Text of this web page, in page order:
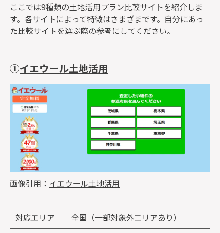
ここでは9種類の土地活用プラン比較サイトを紹介しま
す。各サイトによって特徴はさまざまです。自分にあっ
た比較サイトを選ぶ際の参考にしてください。
①イエウール土地活用
画像引用： イエウール土地活用
対応エリア
全国（一部対象外エリアあり）